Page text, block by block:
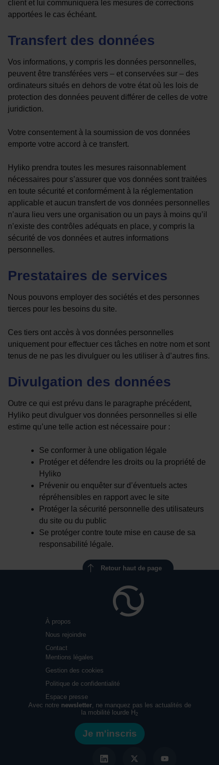
client et lui communiquera les mesures de corrections
apportées le cas échéant.
Transfert des données
Vos informations, y compris les données personnelles,
peuvent être transférées vers – et conservées sur – des
ordinateurs situés en dehors de votre état où les lois de
protection des données peuvent différer de celles de votre
juridiction.
Votre consentement à la soumission de vos données
emporte votre accord à ce transfert.
Hyliko prendra toutes les mesures raisonnablement
nécessaires pour s’assurer que vos données sont traitées
en toute sécurité et conformément à la réglementation
applicable et aucun transfert de vos données personnelles
n’aura lieu vers une organisation ou un pays à moins qu’il
n’existe des contrôles adéquats en place, y compris la
sécurité de vos données et autres informations
personnelles.
Prestataires de services
Nous pouvons employer des sociétés et des personnes
tierces pour les besoins du site.
Ces tiers ont accès à vos données personnelles
uniquement pour effectuer ces tâches en notre nom et sont
tenus de ne pas les divulguer ou les utiliser à d’autres fins.
Divulgation des données
Outre ce qui est prévu dans le paragraphe précédent,
Hyliko peut divulguer vos données personnelles si elle
estime qu’une telle action est nécessaire pour :
Se conformer à une obligation légale
Protéger et défendre les droits ou la propriété de
Hyliko
Prévenir ou enquêter sur d’éventuels actes
répréhensibles en rapport avec le site
Protéger la sécurité personnelle des utilisateurs
du site ou du public
Se protéger contre toute mise en cause de sa
responsabilité légale.
À propos
Nous rejoindre
Contact
Mentions légales
Gestion des cookies
Politique de confidentialité
Espace presse
Avec notre newsletter, ne manquez pas les actualités de
la mobilité lourde H2
Je m'inscris
Retour haut de page